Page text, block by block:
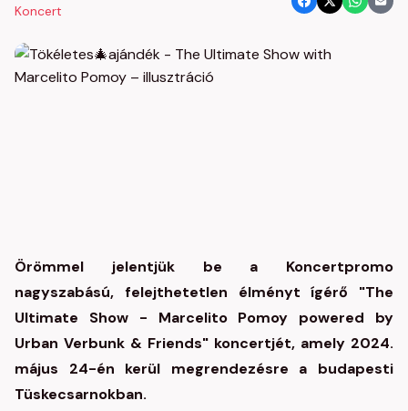
Koncert
Örömmel jelentjük be a Koncertpromo
nagyszabású, felejthetetlen élményt ígérő "The
Ultimate Show - Marcelito Pomoy powered by
Urban Verbunk & Friends" koncertjét, amely 2024.
május 24-én kerül megrendezésre a budapesti
Tüskecsarnokban.